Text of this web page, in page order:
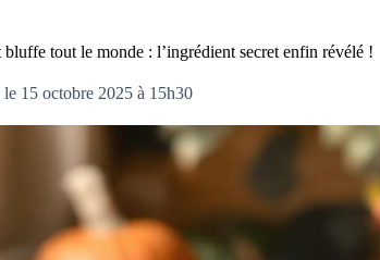
tout le monde : l’ingrédient secret enfin révélé !
le 15 octobre 2025 à 15h30